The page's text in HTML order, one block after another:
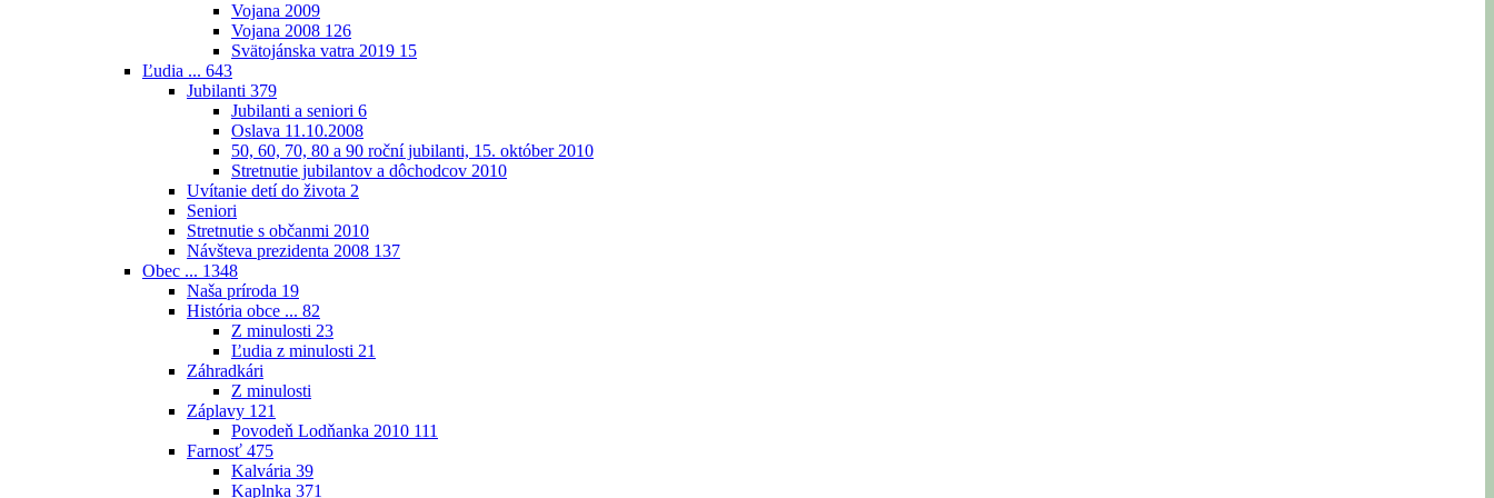
Vojana 2009
Vojana 2008 126
Svätojánska vatra 2019 15
Ľudia ... 643
Jubilanti 379
Jubilanti a seniori 6
Oslava 11.10.2008
50, 60, 70, 80 a 90 roční jubilanti, 15. október 2010
Stretnutie jubilantov a dôchodcov 2010
Uvítanie detí do života 2
Seniori
Stretnutie s občanmi 2010
Návšteva prezidenta 2008 137
Obec ... 1348
Naša príroda 19
História obce ... 82
Z minulosti 23
Ľudia z minulosti 21
Záhradkári
Z minulosti
Záplavy 121
Povodeň Lodňanka 2010 111
Farnosť 475
Kalvária 39
Kaplnka 371